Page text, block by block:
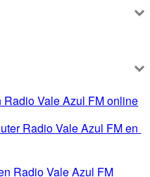
Radio Vale Azul FM online
Radio Vale Azul FM en
Radio Vale Azul FM